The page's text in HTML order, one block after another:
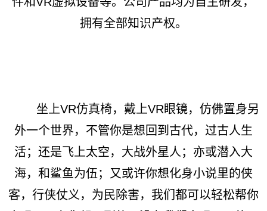
拥有全部知识产权。
坐上VR仿真椅，戴上VR眼镜，仿佛置身另
外一个世界，不管你是想回到古代，过古人生
活；还是飞上太空，大战外星人；亦或潜入大
海，和鲨鱼为伍；又或许你想化身小说里的侠
客，行侠仗义，为民除害，我们都可以轻松帮你